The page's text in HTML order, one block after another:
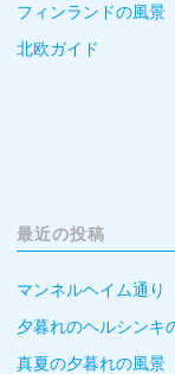
フィンランドの風景
北欧ガイド
最近の投稿
マンネルヘイム通
夕暮れのヘルシン
真夏の夕暮れの風